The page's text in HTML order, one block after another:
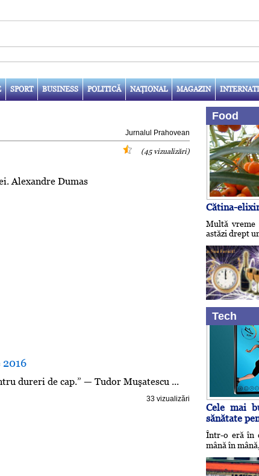
SPORT BUSINESS POLITICĂ NAŢIONAL MAGAZIN
Jurnalul Prahovean
(45 vizualizări)
Alexandre Dumas
2016
dureri de cap.” — Tudor Muşatescu ...
33 vizualizări
Food
Cătina-
Multă vreme
astăzi drept
Tech
Cele mai
sănătate
Într-o eră în
mână în